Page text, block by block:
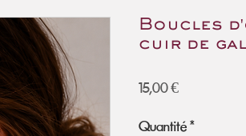
Boucles
cuir de
15,00 €Prix
Quantité *